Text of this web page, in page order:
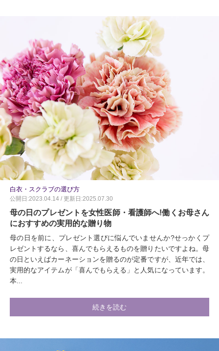
白衣・スクラブの選び方
公開日:2023.04.14 / 更新日:2025.07.30
母の日のプレゼントを女性医師・看護師へ!働くお母さん
におすすめの実用的な贈り物
母の日を前に、プレゼント選びに悩んでいませんか?せっかくプ
レゼントするなら、喜んでもらえるものを贈りたいですよね。母
の日といえばカーネーションを贈るのが定番ですが、近年では、
実用的なアイテムが「喜んでもらえる」と人気になっています。
本...
続きを読む